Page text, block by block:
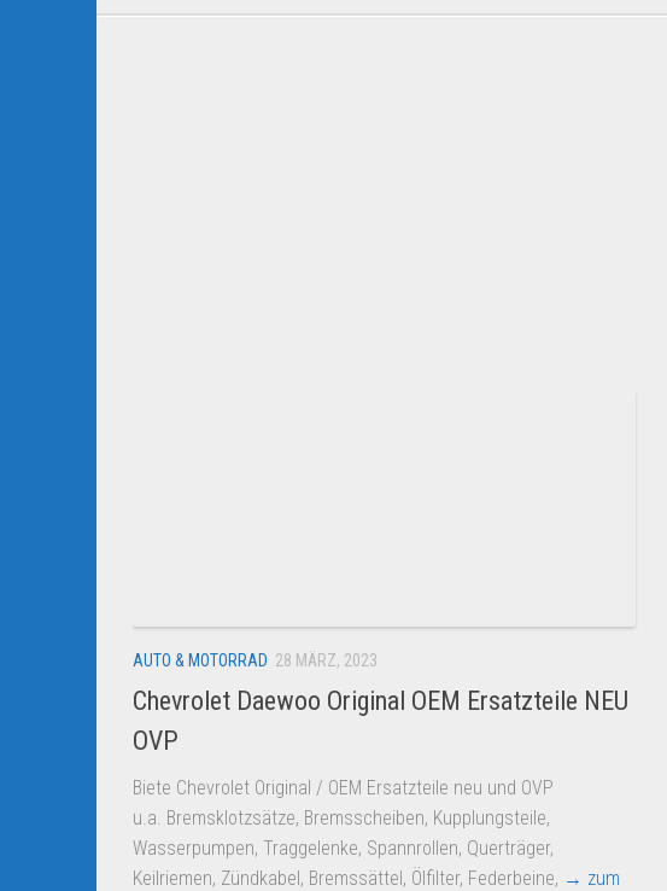
AUTO & MOTORRAD 28 MÄRZ, 2023
Chevrolet Daewoo Original OEM Ersatzteile NEU
OVP
Biete Chevrolet Original / OEM Ersatzteile neu und OVP
u.a. Bremsklotzsätze, Bremsscheiben, Kupplungsteile,
Wasserpumpen, Traggelenke, Spannrollen, Querträger,
Keilriemen, Zündkabel, Bremssättel, Ölfilter, Federbeine, → zum